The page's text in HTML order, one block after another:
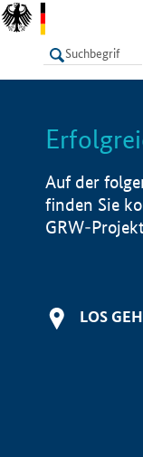
LISTE
Auf der
finden Sie
GRW-
LOS